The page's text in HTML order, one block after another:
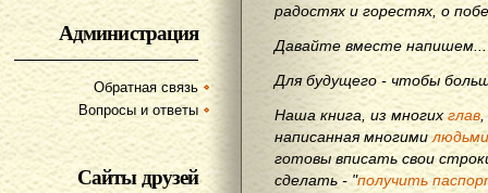
Администрация
Обратная связь
Вопросы и ответы
Сайты друзей
радостях и горестях, о
Давайте вместе напишем...
Для будущего - чтобы
Наша книга, из многихглав
написанная многимилюдьми
готовы вписать свои
сделать - "получить